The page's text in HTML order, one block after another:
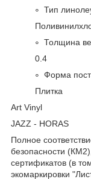
Тип
Толщина
0.4
Форма
Плитка
Art Vinyl
JAZZ - HORAS
Полное
безопасности
сертификатов (в
экомаркировки